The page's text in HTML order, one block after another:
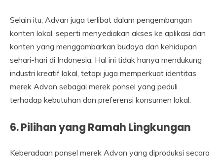
Selain itu, Advan juga terlibat dalam pengembangan
konten lokal, seperti menyediakan akses ke aplikasi dan
konten yang menggambarkan budaya dan kehidupan
sehari-hari di Indonesia. Hal ini tidak hanya mendukung
industri kreatif lokal, tetapi juga memperkuat identitas
merek Advan sebagai merek ponsel yang peduli
terhadap kebutuhan dan preferensi konsumen lokal.
6. Pilihan yang Ramah Lingkungan
Keberadaan ponsel merek Advan yang diproduksi secara